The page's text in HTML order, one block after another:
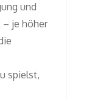
und
– je höher
spielst,